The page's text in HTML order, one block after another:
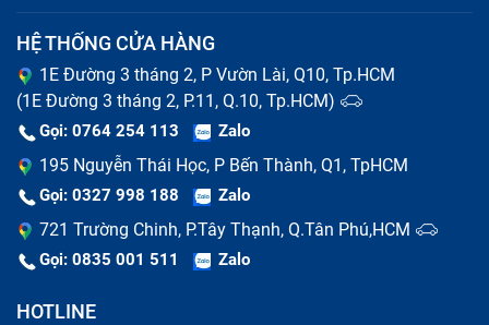
HỆ THỐNG CỬA HÀNG
1E Đường 3 tháng 2, P Vườn Lài, Q10, Tp.HCM
(1E Đường 3 tháng 2, P.11, Q.10, Tp.HCM)
Gọi: 0764 254 113 Zalo
195 Nguyễn Thái Học, P Bến Thành, Q1, TpHCM
Gọi: 0327 998 188 Zalo
721 Trường Chinh, P.Tây Thạnh, Q.Tân Phú,HCM
Gọi: 0835 001 511 Zalo
HOTLINE